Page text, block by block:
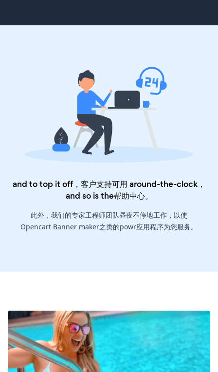
and to top it off，客户支持可用 around-the-clock，
and so is the帮助中心。
此外，我们的专家工程师团队昼夜不停地工作，以使
Opencart Banner maker之类的powr应用程序为您服务。